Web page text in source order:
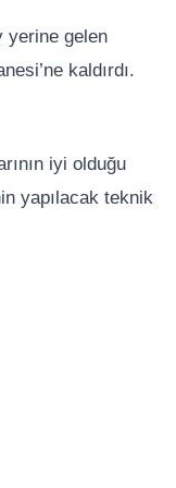
yerine gelen
kaldırdı.
iyi olduğu
yapılacak teknik